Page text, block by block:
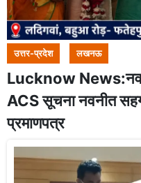
उत्तर-प्रदेश लखनऊ
Lucknow
ACS सूचना नवनीत
प्रमाणपत्र